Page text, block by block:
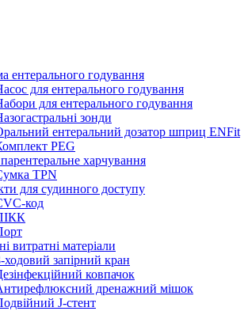
ентерального годування
для ентерального годування
для ентерального годування
зонди
ентеральний дозатор шприц ENFit
PEG
харчування
TPN
для судинного доступу
код
витратні матеріали
ходовий запірний кран
ковпачок
дренажний мішок
J-стент